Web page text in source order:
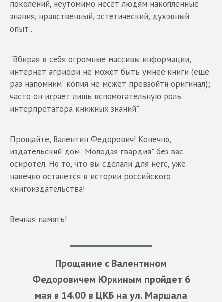
поколений, неутомимо несет людям накопленные
знания, нравственный, эстетический, духовный
опыт".
"Вбирая в себя огромные массивы информации,
интернет априори не может быть умнее книги (еще
раз напомним: копия не может превзойти оригинал);
часто он играет лишь вспомогательную роль
интерпретатора книжных знаний".
Прощайте, Валентин Федорович! Конечно,
издательский дом "Молодая гвардия" без вас
осиротел. Но то, что вы сделали для него, уже
навечно останется в истории российского
книгоиздательства!
Вечная память!
Прощание с Валентином
Федоровичем Юркиным пройдет 6
мая в 14.00 в ЦКБ на ул. Маршала